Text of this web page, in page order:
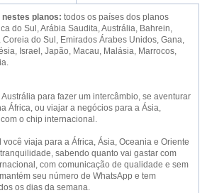
Opiniãoplanos: todos os países dos planos
do Sul, Arábia Saudita, Austrália, Bahrein,
do Sul, Emirados Árabes Unidos, Gana,
Israel, Japão, Macau, Malásia, Marrocos,
para fazer um intercâmbio, se aventurar
África, ou viajar a negócios para a Ásia,
o chip internacional.
viaja para a África, Ásia, Oceania e Oriente
sabendo quanto vai gastar com
com comunicação de qualidade e sem
seu número de WhatsApp e tem
os dias da semana.